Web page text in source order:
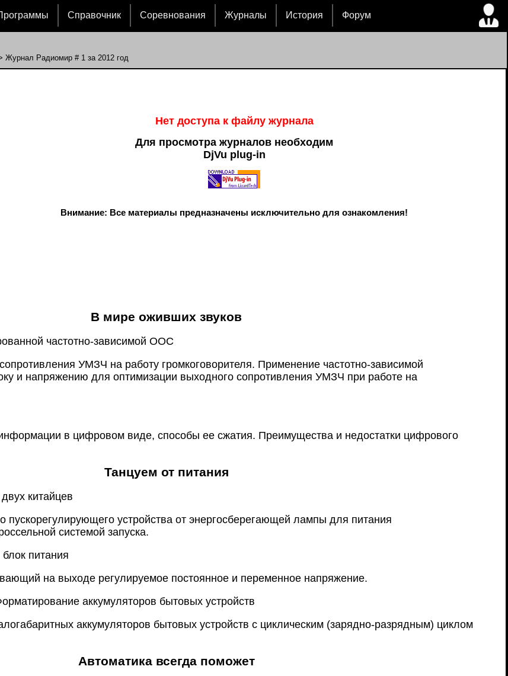
Справочник Соревнования Журналы История Форум
Журнал Радиомир # 1 за 2012 год
Нет доступа к файлу журнала
Для просмотра журналов необходим
DjVu plug-in
Внимание: Все материалы предназначены исключительно для ознакомления!
В мире оживших звуков
частотно-зависимой ООС
УМЗЧ на работу громкоговорителя. Применение частотно-зависимой
и напряжению для оптимизации выходного сопротивления УМЗЧ при работе на
в цифровом виде, способы ее сжатия. Преимущества и недостатки цифрового
Танцуем от питания
китайцев
пускорегулирующего устройства от энергосберегающей лампы для питания
системой запуска.
питания
на выходе регулируемое постоянное и переменное напряжение.
аккумуляторов бытовых устройств
аккумуляторов бытовых устройств с циклическим (зарядно-разрядным) циклом
Автоматика всегда поможет